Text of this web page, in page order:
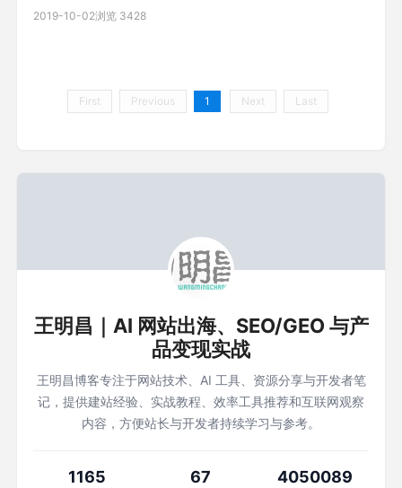
google黑语法 inurl 网址中包含指定字符串 inurl:login.php
2019-10-02浏览 3428
First Previous 1 Next Last
王明昌｜AI 网站出海、SEO/GEO 与产
品变现实战
王明昌博客专注于网站技术、AI 工具、资源分享与开发者笔
记，提供建站经验、实战教程、效率工具推荐和互联网观察
内容，方便站长与开发者持续学习与参考。
1165 67 4050089